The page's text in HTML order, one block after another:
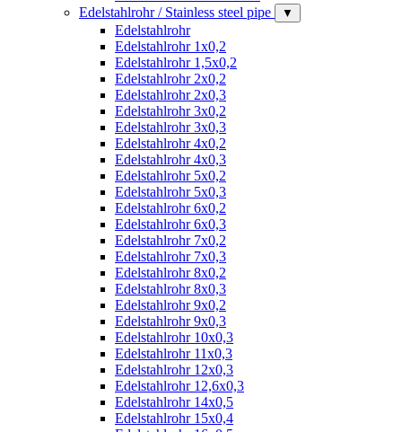
Edelstahlrohr / Stainless steel pipe
▼
Edelstahlrohr
Edelstahlrohr 1x0,2
Edelstahlrohr 1,5x0,2
Edelstahlrohr 2x0,2
Edelstahlrohr 2x0,3
Edelstahlrohr 3x0,2
Edelstahlrohr 3x0,3
Edelstahlrohr 4x0,2
Edelstahlrohr 4x0,3
Edelstahlrohr 5x0,2
Edelstahlrohr 5x0,3
Edelstahlrohr 6x0,2
Edelstahlrohr 6x0,3
Edelstahlrohr 7x0,2
Edelstahlrohr 7x0,3
Edelstahlrohr 8x0,2
Edelstahlrohr 8x0,3
Edelstahlrohr 9x0,2
Edelstahlrohr 9x0,3
Edelstahlrohr 10x0,3
Edelstahlrohr 11x0,3
Edelstahlrohr 12x0,3
Edelstahlrohr 12,6x0,3
Edelstahlrohr 14x0,5
Edelstahlrohr 15x0,4